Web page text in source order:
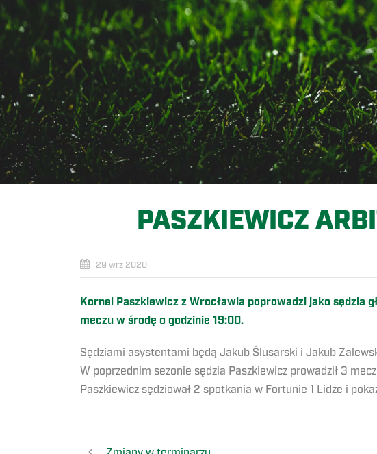
PASZKIEWICZ
29 wrz 2020
Kornel Paszkiewicz z Wrocławia poprowadzi jako sędzia
meczu w środę o godzinie 19:00.
Sędziami asystentami będą Jakub Ślusarski i Jakub
W poprzednim sezonie sędzia Paszkiewicz prowadził 3
Paszkiewicz sędziował 2 spotkania w Fortunie 1 Lidze i